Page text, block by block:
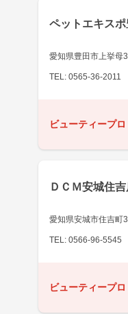
ペットエキス
愛知県豊田市上挙母
TEL: 0565-36-2011
ビューティープ
ＤＣＭ安城住
愛知県安城市住吉町
TEL: 0566-96-5545
ビューティープ